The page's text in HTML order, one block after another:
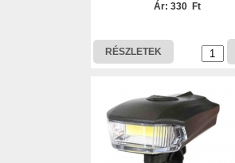
Ár: 330 Ft
RÉSZLETEK